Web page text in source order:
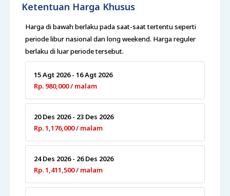
Ketentuan Harga Khusus
Harga di bawah berlaku pada saat-saat tertentu seperti
periode libur nasional dan long weekend. Harga reguler
berlaku di luar periode tersebut.
15 Agt 2026 - 16 Agt 2026
Rp. 980,000 / malam
20 Des 2026 - 23 Des 2026
Rp. 1,176,000 / malam
24 Des 2026 - 26 Des 2026
Rp. 1,411,500 / malam